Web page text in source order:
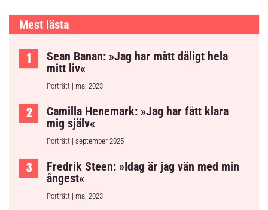
Mest lästa
Sean Banan: »Jag har mått dåligt hela
mitt liv«
Porträtt | maj 2023
Camilla Henemark: »Jag har fått klara
mig själv«
Porträtt | september 2025
Fredrik Steen: »Idag är jag vän med min
ångest«
Porträtt | maj 2023